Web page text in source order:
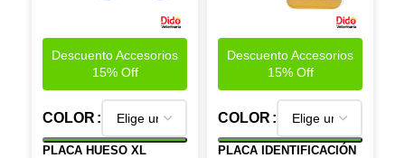
Descuento Accesorios
15% Off
COLOR
PLACA HUESO XL
Descuento Accesorios
15% Off
COLOR
PLACA IDENTIFICACIÓN